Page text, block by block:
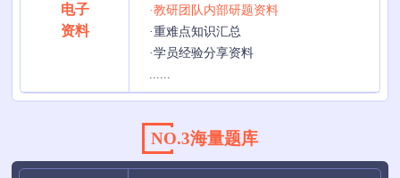
电子
资料
·教研团队内部研题资料
·重难点知识汇总
·学员经验分享资料
NO.3海量题库